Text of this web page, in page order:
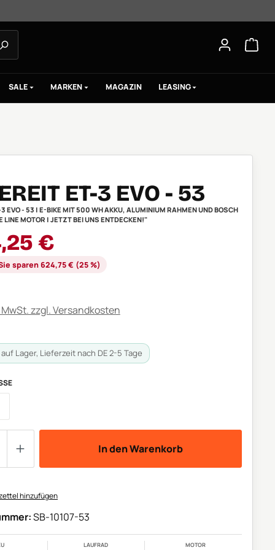
SALE MARKEN MAGAZIN LEASING
ET-3 EVO - 53
EVO - 53 | E-BIKE MIT 500 WH AKKU, ALUMINIUM RAHMEN UND BOSCH
LINE MOTOR | JETZT BEI UNS ENTDECKEN!"
€
sparen 624,75 € (25 %)
zzgl. Versandkosten
Lager, Lieferzeit nach DE 2-5 Tage
AUSWÄHLEN
Anzahl: Gib den gewünschten Wert
In den Warenkorb
hinzufügen
SB-10107-53
LAUFRAD MOTOR